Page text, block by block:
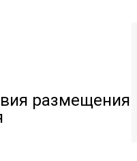
размещения